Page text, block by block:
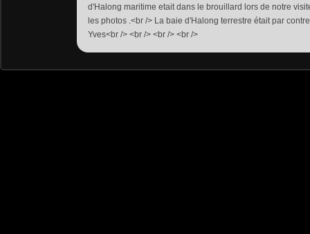
d'Halong maritime etait dans le brouillard lors de notre
les photos .<br /> La baie d'Halong terrestre était par
Yves<br /> <br /> <br /> <br />